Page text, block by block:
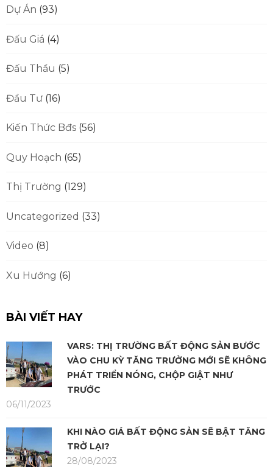
Dự Án (93)
Đấu Giá (4)
Đấu Thầu (5)
Đầu Tư (16)
Kiến Thức Bđs (56)
Quy Hoạch (65)
Thị Trường (129)
Uncategorized (33)
Video (8)
Xu Hướng (6)
BÀI VIẾT HAY
VARS: THỊ TRƯỜNG BẤT ĐỘNG SẢN BƯỚC
VÀO CHU KỲ TĂNG TRƯỞNG MỚI SẼ KHÔNG
PHÁT TRIỂN NÓNG, CHỘP GIẬT NHƯ
TRƯỚC
06/11/2023
KHI NÀO GIÁ BẤT ĐỘNG SẢN SẼ BẬT TĂNG
TRỞ LẠI?
28/08/2023